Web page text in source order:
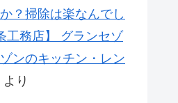
？掃除は楽なんでし
工務店】 グランセゾ
ンのキッチン・レン
より